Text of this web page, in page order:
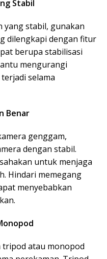
Stabil
yang stabil, gunakan
dilengkapi dengan fitur
berupa stabilisasi
mengurangi
selama
Benar
genggam,
dengan stabil.
untuk menjaga
Hindari memegang
menyebabkan
tripod atau monopod